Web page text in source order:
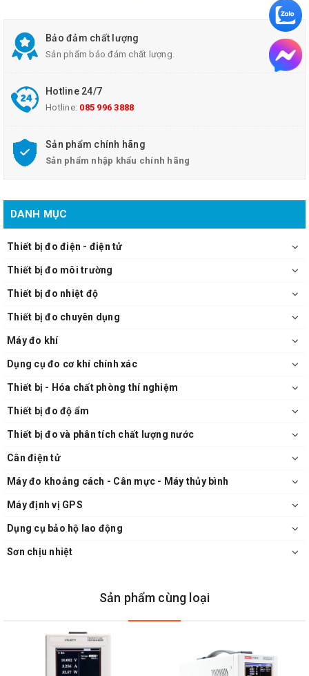
nF to 50 nF (không thể dùng trong dải 100 V/1000 V), thời gian tích
- Chuẩn giao tiếp: LAN (100BASE-TX), EXT. I/O, USB flash drive /
USB device (USB2.0 Full-Speed); tùy chọn: GP-IB (-02 type only) /
- Nguồn: 100 đến 240 V AC, 50/60 Hz, 30 VA
- Kích thước: 215 mm W × 88 mm H × 232 mm D
Máy đo điện áp DC Hioki DM7276-01
Bảo đảm chất lượng
Sản phẩm bảo đảm chất lượng.
Hotline 24/7
Hotline: 085 996 3888
Sản phẩm chính hãng
Sản phẩm nhập khẩu chính hãng
DANH MỤC
Thiết bị đo điện - điện tử
Thiết bị đo môi trường
Thiết bị đo nhiệt độ
Thiết bị đo chuyên dụng
Máy đo khí
Dụng cụ đo cơ khí chính xác
Thiết bị - Hóa chất phòng thí nghiệm
Thiết bị đo độ ẩm
Thiết bị đo và phân tích chất lượng nước
Cân điện tử
Máy đo khoảng cách - Cân mực - Máy thủy bình
Máy định vị GPS
Dụng cụ bảo hộ lao động
Sơn chịu nhiệt
Sản phẩm cùng loại